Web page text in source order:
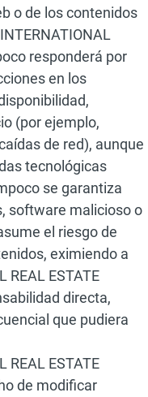
o de los contenidos
responderá por
en los
(por ejemplo,
de red), aunque
tecnológicas
se garantiza
software malicioso o
el riesgo de
eximiendo a
REAL ESTATE
directa,
que pudiera
REAL ESTATE
de modificar